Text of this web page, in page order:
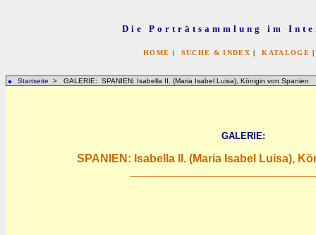
Die Porträtsammlung im
HOME | SUCHE & INDEX |KATALOGE
Startseite > GALERIE: SPANIEN: Isabella II. (Maria Isabel Luisa), Königin von Spanien
GALERIE:
SPANIEN: Isabella II. (Maria Isabel Luisa),